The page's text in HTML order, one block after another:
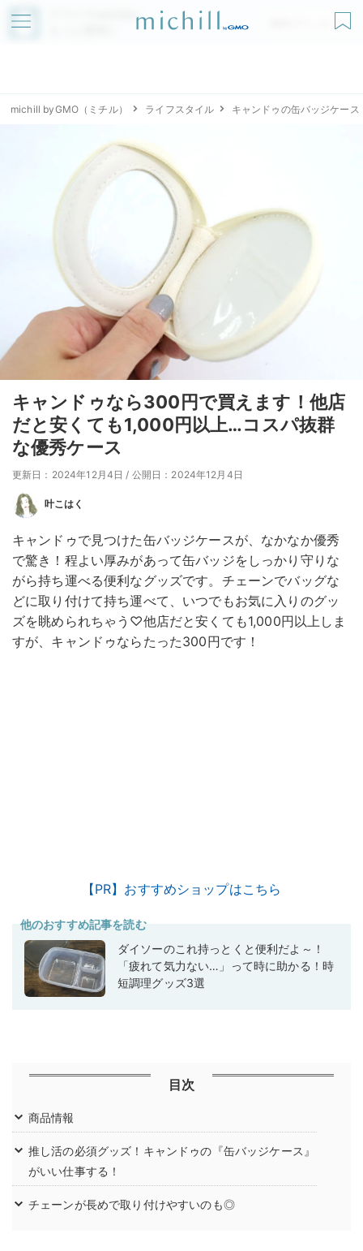
アプリでmichillが
無料ダウンロード
michill byGMO（ミチル） ライフスタイル キャンドゥの缶バッジケース
キャンドゥなら300円で買えます！他店
だと安くても1,000円以上…コスパ抜群
な優秀ケース
更新日：2024年12月4日 / 公開日：2024年12月4日
叶こはく
キャンドゥで見つけた缶バッジケースが、なかなか優秀
で驚き！程よい厚みがあって缶バッジをしっかり守りな
がら持ち運べる便利なグッズです。チェーンでバッグな
どに取り付けて持ち運べて、いつでもお気に入りのグッ
ズを眺められちゃう♡他店だと安くても1,000円以上しま
すが、キャンドゥならたった300円です！
【PR】おすすめショップはこちら
他のおすすめ記事を読む
ダイソーのこれ持っとくと便利だよ～！
「疲れて気力ない…」って時に助かる！時
短調理グッズ3選
目次
商品情報
推し活の必須グッズ！キャンドゥの『缶バッジケース』
がいい仕事する！
チェーンが長めで取り付けやすいのも◎